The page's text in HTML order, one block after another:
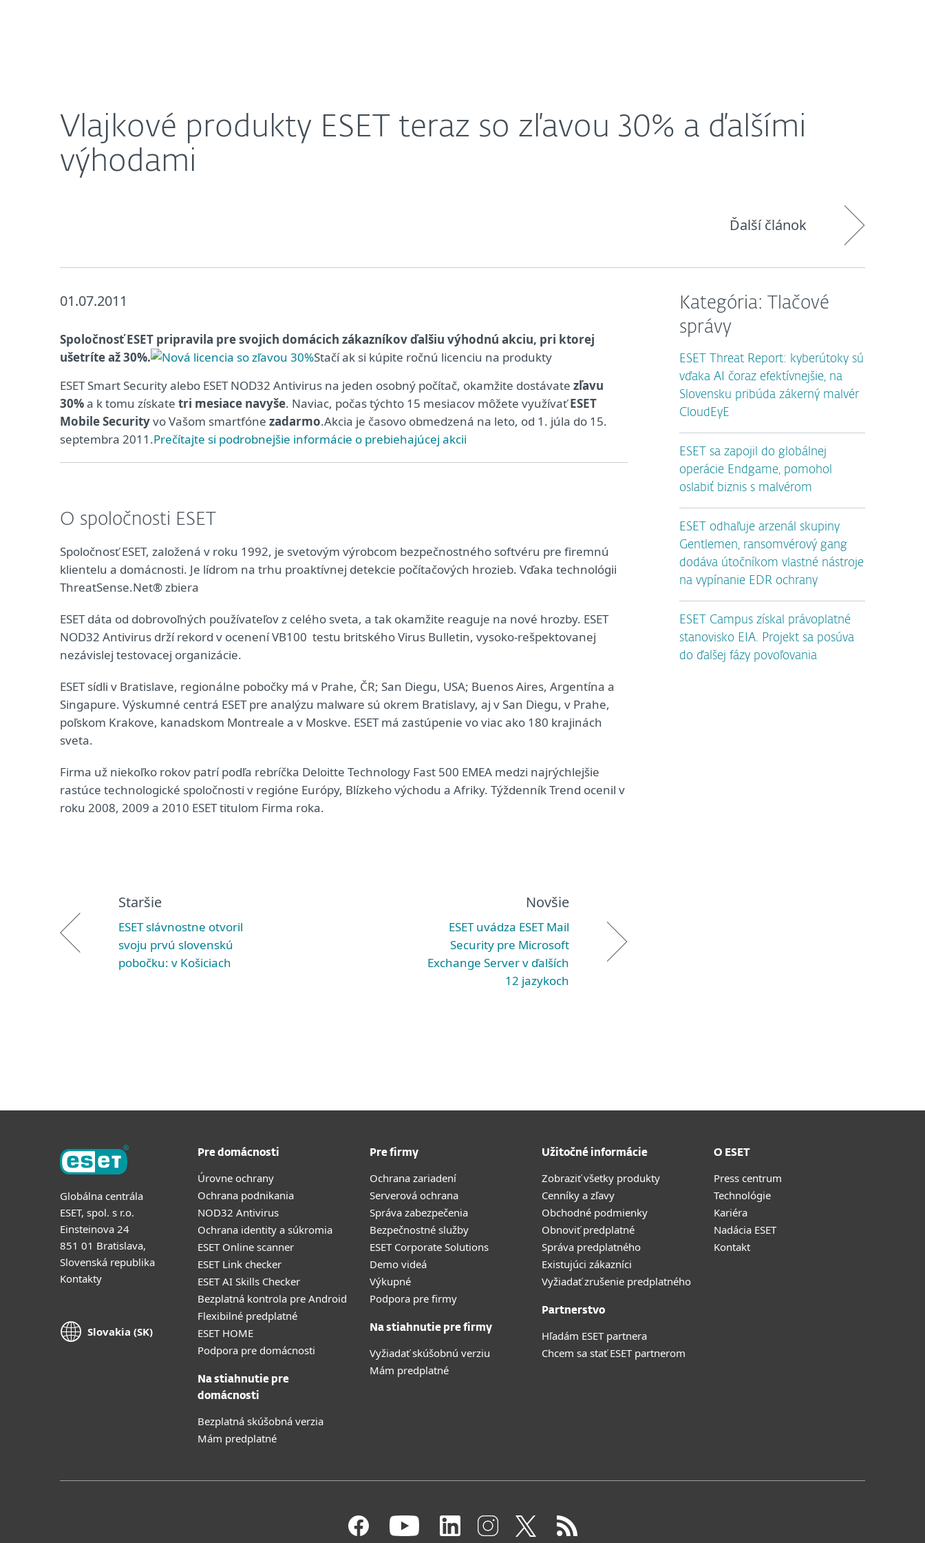
Vlajkové produkty ESET teraz so zľavou 30% a ďalšími
výhodami
Ďalší článok
01.07.2011
Spoločnosť ESET pripravila pre svojich domácich zákazníkov ďalšiu výhodnú akciu, pri ktorej
ušetríte až 30%.
Stačí ak si kúpite ročnú licenciu na produkty
ESET Smart Security alebo ESET NOD32 Antivirus na jeden osobný počítač, okamžite dostávate zľavu
30%a k tomu získate tri mesiace navyše. Naviac, počas týchto 15 mesiacov môžete využívaťESET
Mobile Securityvo Vašom smartfóne zadarmo.Akcia je časovo obmedzená na leto, od 1. júla do 15.
septembra 2011.Prečítajte si podrobnejšie informácie o prebiehajúcej akcii
O spoločnosti ESET
Spoločnosť ESET, založená v roku 1992, je svetovým výrobcom bezpečnostného softvéru pre firemnú
klientelu a domácnosti. Je lídrom na trhu proaktívnej detekcie počítačových hrozieb. Vďaka technológii
ThreatSense.Net® zbiera
ESET dáta od dobrovoľných používateľov z celého sveta, a tak okamžite reaguje na nové hrozby. ESET
NOD32 Antivirus drží rekord v ocenení VB100 testu britského Virus Bulletin, vysoko-rešpektovanej
nezávislej testovacej organizácie.
ESET sídli v Bratislave, regionálne pobočky má v Prahe, ČR; San Diegu, USA; Buenos Aires, Argentína a
Singapure. Výskumné centrá ESET pre analýzu malware sú okrem Bratislavy, aj v San Diegu, v Prahe,
poľskom Krakove, kanadskom Montreale a v Moskve. ESET má zastúpenie vo viac ako 180 krajinách
sveta.
Firma už niekoľko rokov patrí podľa rebríčka Deloitte Technology Fast 500 EMEA medzi najrýchlejšie
rastúce technologické spoločnosti v regióne Európy, Blízkeho východu a Afriky. Týždenník Trend ocenil v
roku 2008, 2009 a 2010 ESET titulom Firma roka.
Staršie
ESET slávnostne otvoril
svoju prvú slovenskú
pobočku: v Košiciach
Novšie
ESET uvádza ESET Mail
Security pre Microsoft
Exchange Server v ďalších
12 jazykoch
Kategória: Tlačové
správy
ESET Threat Report: kyberútoky sú
vďaka AI čoraz efektívnejšie, na
Slovensku pribúda zákerný malvér
CloudEyE
ESET sa zapojil do globálnej
operácie Endgame, pomohol
oslabiť biznis s malvérom
ESET odhaľuje arzenál skupiny
Gentlemen, ransomvérový gang
dodáva útočníkom vlastné nástroje
na vypínanie EDR ochrany
ESET Campus získal právoplatné
stanovisko EIA. Projekt sa posúva
do ďalšej fázy povoľovania
Globálna centrála
ESET, spol. s r.o.
Einsteinova 24
851 01 Bratislava,
Slovenská republika
Kontakty
Slovakia (SK)
Pre domácnosti
Úrovne ochrany
Ochrana podnikania
NOD32 Antivirus
Ochrana identity a súkromia
ESET Online scanner
ESET Link checker
ESET AI Skills Checker
Bezplatná kontrola pre Android
Flexibilné predplatné
ESET HOME
Podpora pre domácnosti
Na stiahnutie pre
domácnosti
Bezplatná skúšobná verzia
Mám predplatné
Pre firmy
Ochrana zariadení
Serverová ochrana
Správa zabezpečenia
Bezpečnostné služby
ESET Corporate Solutions
Demo videá
Výkupné
Podpora pre firmy
Na stiahnutie pre firmy
Vyžiadať skúšobnú verziu
Mám predplatné
Užitočné informácie
Zobraziť všetky produkty
Cenníky a zľavy
Obchodné podmienky
Obnoviť predplatné
Správa predplatného
Existujúci zákazníci
Vyžiadať zrušenie predplatného
Partnerstvo
Hľadám ESET partnera
Chcem sa stať ESET partnerom
O ESET
Press centrum
Technológie
Kariéra
Nadácia ESET
Kontakt